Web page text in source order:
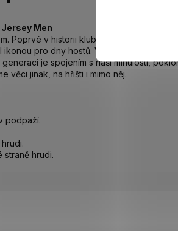
Men
Poprvé v historii klubu se na domácím
pro dny hostů. V kombinaci s
je spojením s naší minulostí,
věci jinak, na hřišti i mimo něj.
podpaží.
straně hrudi.